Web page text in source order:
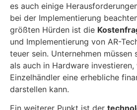
es auch einige
bei der Implementierung
größten Hürden ist die
und Implementierung von AR-
teuer sein. Unternehmen
als auch in Hardware
Einzelhändler eine erhebliche
darstellen kann.